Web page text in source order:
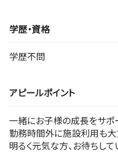
学歴・資格
学歴不問
アピールポイント
一緒にお子様の成長をサポー
勤務時間外に施設利用も大
明るく元気な方、お待ちし